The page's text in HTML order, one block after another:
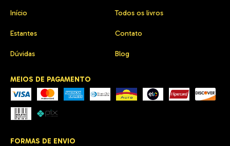
Início Todos os livros
Estantes Contato
Dúvidas Blog
MEIOS DE PAGAMENTO
FORMAS DE ENVIO